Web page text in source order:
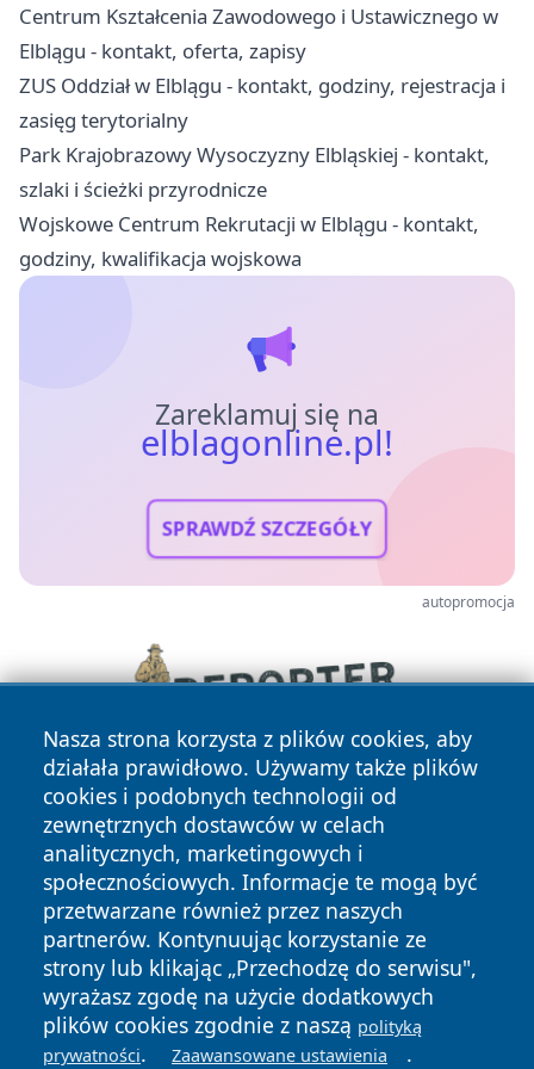
Centrum Kształcenia Zawodowego i Ustawicznego w
Elblągu - kontakt, oferta, zapisy
ZUS Oddział w Elblągu - kontakt, godziny, rejestracja i
zasięg terytorialny
Park Krajobrazowy Wysoczyzny Elbląskiej - kontakt,
szlaki i ścieżki przyrodnicze
Wojskowe Centrum Rekrutacji w Elblągu - kontakt,
godziny, kwalifikacja wojskowa
Zareklamuj się na
elblagonline.pl!
SPRAWDŹ SZCZEGÓŁY
autopromocja
Nasza strona korzysta z plików cookies, aby
działała prawidłowo. Używamy także plików
cookies i podobnych technologii od
zewnętrznych dostawców w celach
analitycznych, marketingowych i
społecznościowych. Informacje te mogą być
przetwarzane również przez naszych
partnerów. Kontynuując korzystanie ze
strony lub klikając „Przechodzę do serwisu",
wyrażasz zgodę na użycie dodatkowych
plików cookies zgodnie z naszą polityką
prywatności. Zaawansowane ustawienia .
Copyright © 2026 elblagonline.pl Wszystkie prawa
zastrzeżone.
News Autorzy
Polityka
Polityka